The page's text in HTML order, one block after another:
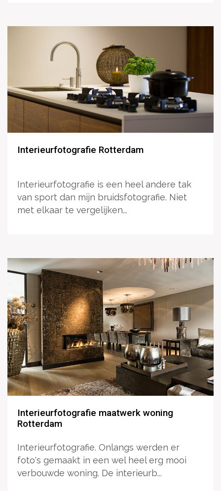
Interieurfotografie Rotterdam
Interieurfotografie is een heel andere tak
van sport dan mijn bruidsfotografie. Niet
met elkaar te vergelijken...
Interieurfotografie maatwerk woning
Rotterdam
Interieurfotografie. Onlangs werden er
foto's gemaakt in een wel heel erg mooi
verbouwde woning. De interieurb...